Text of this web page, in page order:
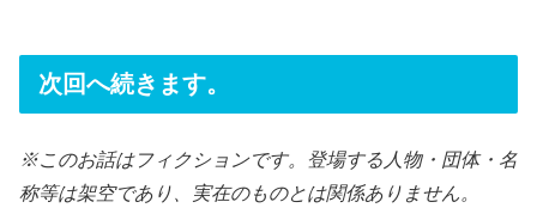
次回へ続きます。
※このお話はフィクションです。登場する人物・団体・名
称等は架空であり、実在のものとは関係ありません。